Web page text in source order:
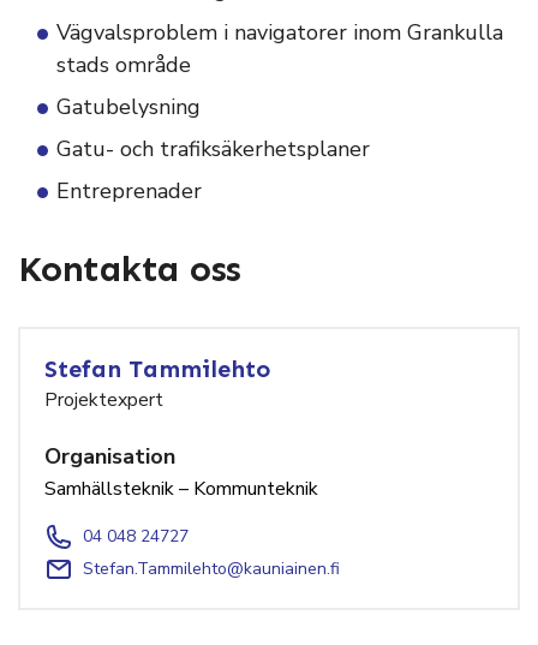
Vägvalsproblem i navigatorer inom Grankulla
stads område
Gatubelysning
Gatu- och trafiksäkerhetsplaner
Entreprenader
Kontakta oss
Stefan Tammilehto
Projektexpert
Organisation
Samhällsteknik – Kommunteknik
04 048 24727
Stefan.Tammilehto@kauniainen.fi